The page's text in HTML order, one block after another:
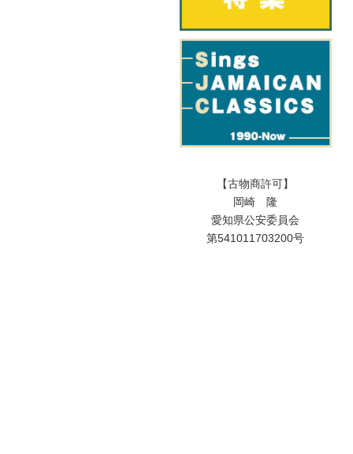
【古物商許可】
岡崎 隆
愛知県公安委員会
第541011703200号